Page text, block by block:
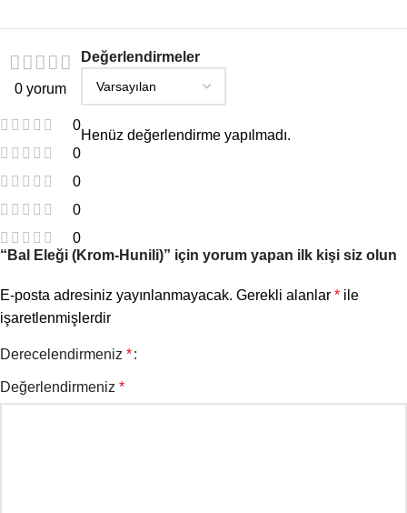
0 yorum
0
0
0
0
0
Değerlendirmeler
Henüz değerlendirme yapılmadı.
“Bal Eleği (Krom-Hunili)” için yorum yapan ilk kişi siz olun
E-posta adresiniz yayınlanmayacak. Gerekli alanlar * ile
işaretlenmişlerdir
Derecelendirmeniz *
Değerlendirmeniz *